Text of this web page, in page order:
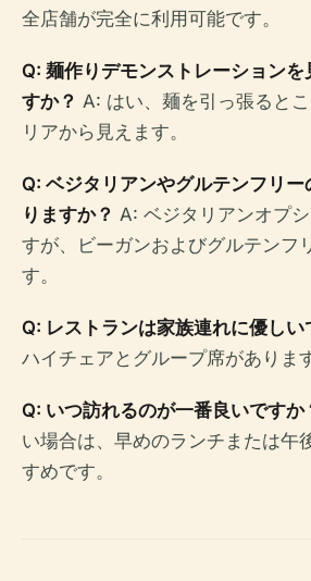
全店舗が完全に利用可能です。
Q: 麺作りデモンストレーションを
すか？ A: はい、麺を引っ張ると
リアから見えます。
Q: ベジタリアンやグルテンフリ
りますか？ A: ベジタリアンオプ
すが、ビーガンおよびグルテンフ
す。
Q: レストランは家族連れに優しい
ハイチェアとグループ席があります
Q: いつ訪れるのが一番良いですか
い場合は、早めのランチまたは午
すめです。